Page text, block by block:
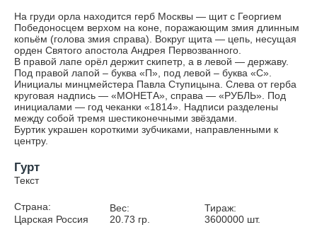
На груди орла находится герб Москвы — щит с Георгием
Победоносцем верхом на коне, поражающим змия длинным
копьём (голова змия справа). Вокруг щита — цепь, несущая
орден Святого апостола Андрея Первозванного.
В правой лапе орёл держит скипетр, а в левой — державу.
Под правой лапой – буква «П», под левой – буква «С».
Инициалы минцмейстера Павла Ступицына. Слева от герба
круговая надпись — «МОНЕТА», справа — «РУБЛЬ». Под
инициалами — год чеканки «1814». Надписи разделены
между собой тремя шестиконечными звёздами.
Буртик украшен короткими зубчиками, направленными к
центру.
Гурт
Текст
Страна:
Царская Россия
Вес:
20.73 гр.
Тираж:
3600000 шт.